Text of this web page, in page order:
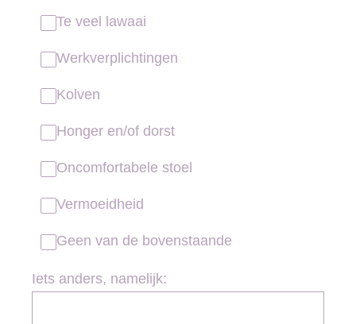
Te veel lawaai
Werkverplichtingen
Kolven
Honger en/of dorst
Oncomfortabele stoel
Vermoeidheid
Geen van de bovenstaande
Iets anders, namelijk: